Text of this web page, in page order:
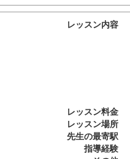
レッスン内容
レッスン料金
レッスン場所
先生の最寄駅
指導経験